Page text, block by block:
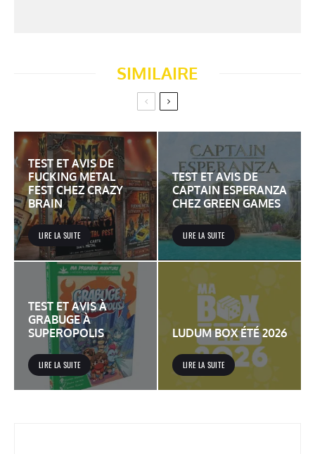
SIMILAIRE
TEST ET AVIS DE
FUCKING METAL
FEST CHEZ CRAZY
BRAIN
LIRE LA SUITE
TEST ET AVIS DE
CAPTAIN ESPERANZA
CHEZ GREEN GAMES
LIRE LA SUITE
TEST ET AVIS À
GRABUGE À
SUPEROPOLIS
LIRE LA SUITE
LUDUM BOX ÉTÉ 2026
LIRE LA SUITE